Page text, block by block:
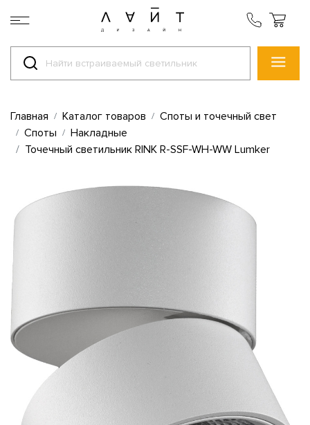
Главная Каталог товаров
Споты и точечный свет
Споты
Накладные
Точечный светильник RINK R-SSF-WH-WW Lumker